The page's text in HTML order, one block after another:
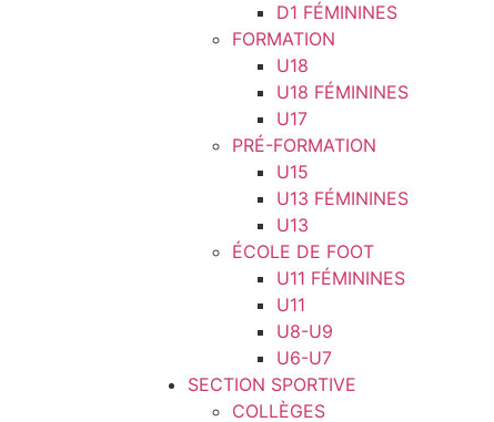
D1 FÉMININES
FORMATION
U18
U18 FÉMININES
U17
PRÉ-FORMATION
U15
U13 FÉMININES
U13
ÉCOLE DE FOOT
U11 FÉMININES
U11
U8-U9
U6-U7
SECTION SPORTIVE
COLLÈGES